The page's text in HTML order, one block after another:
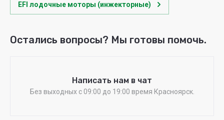
EFI лодочные моторы (инжекторные)
Остались вопросы? Мы готовы помочь.
Написать нам в чат
Без выходных c 09:00 до 19:00 время Красноярск.